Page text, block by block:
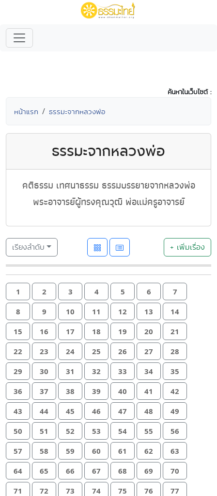
ค้นหาในเว็บไซต์ :
หน้าแรก ธรรมะจากหลวงพ่อ
ธรรมะจากหลวงพ่อ
คติธรรม เทศนาธรรม ธรรมบรรยายจากหลวงพ่อ
พระอาจารย์ผู้ทรงคุณวุฒิ พ่อแม่ครูอาจารย์
เรียงลำดับ + เพิ่มเรื่อง
1 2 3 4 5 6 7
8 9 10 11 12 13 14
15 16 17 18 19 20 21
22 23 24 25 26 27 28
29 30 31 32 33 34 35
36 37 38 39 40 41 42
43 44 45 46 47 48 49
50 51 52 53 54 55 56
57 58 59 60 61 62 63
64 65 66 67 68 69 70
71 72 73 74 75 76 77